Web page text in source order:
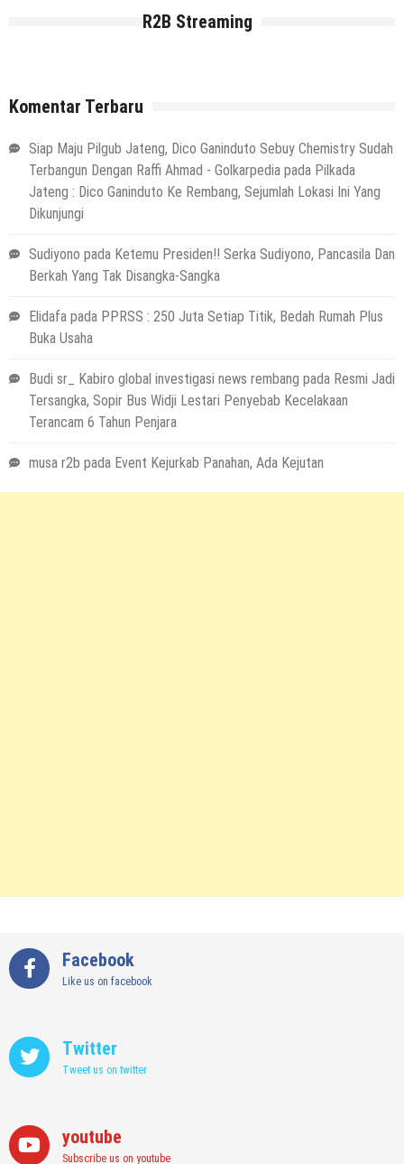
R2B Streaming
Komentar Terbaru
Siap Maju Pilgub Jateng, Dico Ganinduto Sebuy Chemistry Sudah
Terbangun Dengan Raffi Ahmad - Golkarpedia pada Pilkada
Jateng : Dico Ganinduto Ke Rembang, Sejumlah Lokasi Ini Yang
Dikunjungi
Sudiyono pada Ketemu Presiden!! Serka Sudiyono, Pancasila Dan
Berkah Yang Tak Disangka-Sangka
Elidafa pada PPRSS : 250 Juta Setiap Titik, Bedah Rumah Plus
Buka Usaha
Budi sr_ Kabiro global investigasi news rembang pada Resmi Jadi
Tersangka, Sopir Bus Widji Lestari Penyebab Kecelakaan
Terancam 6 Tahun Penjara
musa r2b pada Event Kejurkab Panahan, Ada Kejutan
Facebook
Like us on facebook
Twitter
Tweet us on twitter
youtube
Subscribe us on youtube